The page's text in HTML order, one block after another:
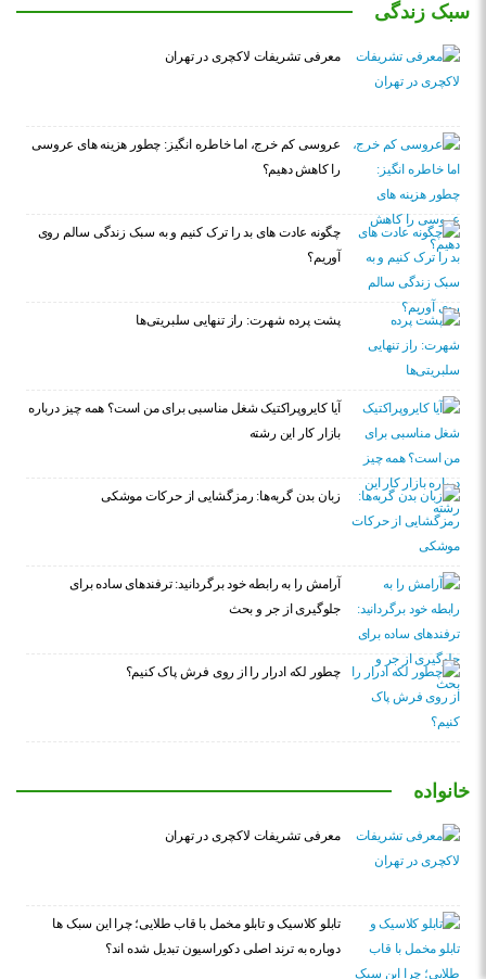
سبک زندگی
معرفی تشریفات لاکچری در تهران
عروسی کم خرج، اما خاطره انگیز: چطور هزینه های عروسی
را کاهش دهیم؟
چگونه عادت‌ های بد را ترک کنیم و به سبک زندگی سالم روی
آوریم؟
پشت پرده شهرت: راز تنهایی سلبریتی‌ها
آیا کایروپراکتیک شغل مناسبی برای من است؟ همه چیز درباره
بازار کار این رشته
زبان بدن گربه‌ها: رمزگشایی از حرکات موشکی
آرامش را به رابطه خود برگردانید: ترفندهای ساده برای
جلوگیری از جر و بحث
چطور لکه ادرار را از روی فرش پاک کنیم؟
خانواده
معرفی تشریفات لاکچری در تهران
تابلو کلاسیک و تابلو مخمل با قاب طلایی؛ چرا این سبک ها
دوباره به ترند اصلی دکوراسیون تبدیل شده اند؟